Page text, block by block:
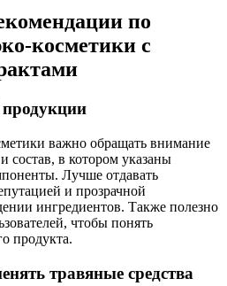
по
косметики с
важно обращать внимание
состав, в котором указаны
Лучше отдавать
и прозрачной
ингредиентов. Также полезно
чтобы понять
продукта.
травяные средства